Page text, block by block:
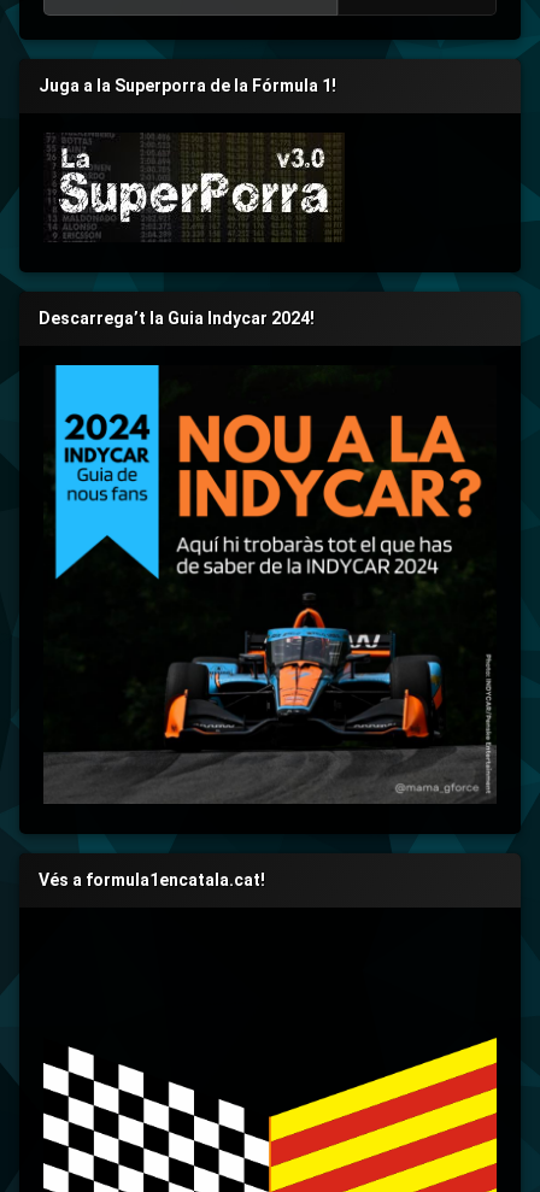
Juga a la Superporra de la Fórmula 1!
Descarrega’t la Guia Indycar 2024!
Vés a formula1encatala.cat!